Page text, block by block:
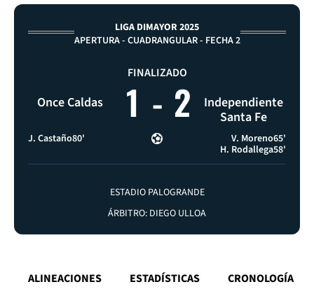
LIGA DIMAYOR 2025
APERTURA - CUADRANGULAR - FECHA 2
Once Caldas
FINALIZADO
1 - 2
Independiente
Santa Fe
J. Castaño80' V. Moreno65'
H. Rodallega58'
ESTADIO PALOGRANDE
ÁRBITRO: DIEGO ULLOA
ALINEACIONES ESTADÍSTICAS CRONOLOGÍA